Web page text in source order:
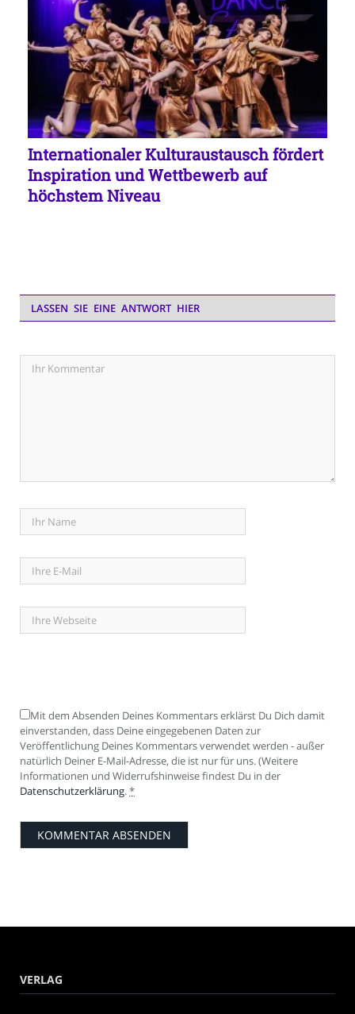
Internationaler Kulturaustausch fördert
Inspiration und Wettbewerb auf
höchstem Niveau
LASSEN SIE EINE ANTWORT HIER
Mit dem Absenden Deines Kommentars erklärst Du Dich damit
einverstanden, dass Deine eingegebenen Daten zur
Veröffentlichung Deines Kommentars verwendet werden - außer
natürlich Deiner E-Mail-Adresse, die ist nur für uns. (Weitere
Informationen und Widerrufshinweise findest Du in der
Datenschutzerklärung.*
VERLAG